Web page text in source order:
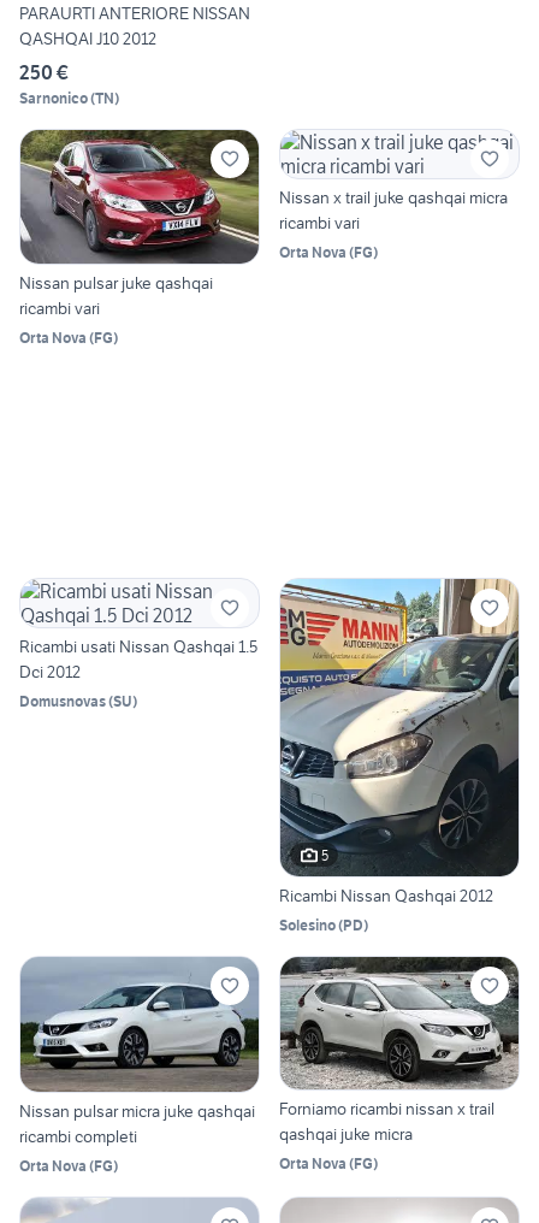
PARAURTI ANTERIORE NISSAN
QASHQAI J10 2012
250 €
Sarnonico(TN)
Nissan pulsar juke qashqai
ricambi vari
Orta Nova (FG)
Nissan x trail juke qashqai micra
ricambi vari
Orta Nova (FG)
Ricambi usati Nissan Qashqai 1.5
Dci 2012
Domusnovas(SU)
5
Ricambi Nissan Qashqai 2012
Solesino(PD)
Nissan pulsar micra juke qashqai
ricambi completi
Orta Nova (FG)
Forniamo ricambi nissan x trail
qashqai juke micra
Orta Nova (FG)